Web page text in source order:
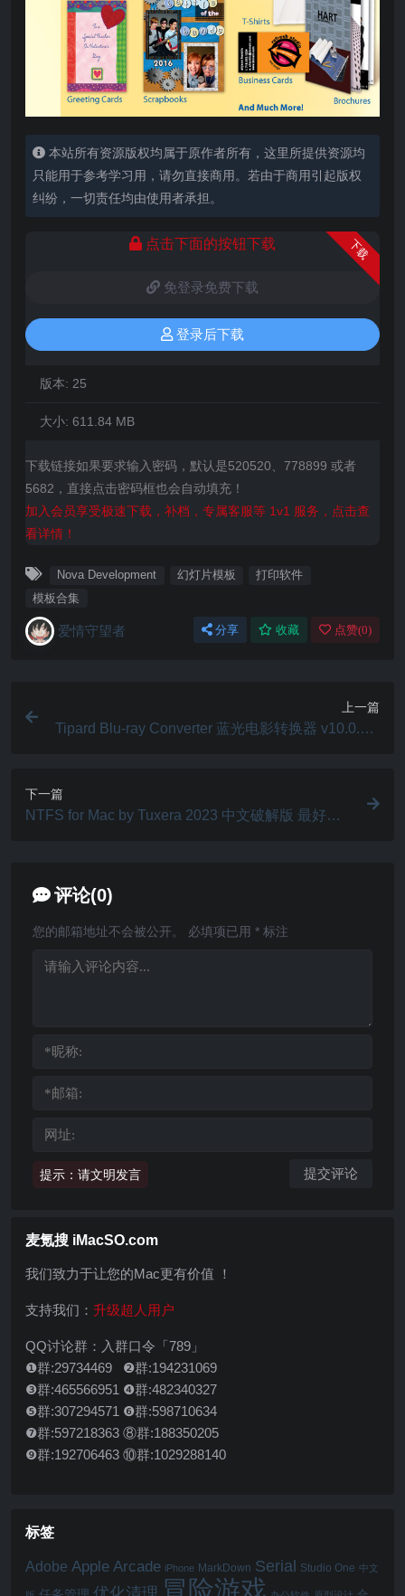
本站所有资源版权均属于原作者所有，这里所提供资源均
只能用于参考学习用，请勿直接商用。若由于商用引起版权
纠纷，一切责任均由使用者承担。
下载
点击下面的按钮下载
免登录免费下载
登录后下载
版本: 25
大小: 611.84 MB
下载链接如果要求输入密码，默认是520520、778899 或者
5682，直接点击密码框也会自动填充！
加入会员享受极速下载，补档，专属客服等 1v1 服务，点击查
看详情！
Nova Development 幻灯片模板
打印软件
模板合集
爱情守望者 分享 收藏 点赞(0)
上一篇
Tipard Blu-ray Converter 蓝光电影转换器 v10.0.82.
下一篇
NTFS for Mac by Tuxera 2023 中文破解版 最好用
评论(0)
提示：请文明发言
您的邮箱地址不会被公开。 必填项已用 * 标注
麦氪搜 iMacSO.com
我们致力于让您的Mac更有价值 ！
支持我们： 升级超人用户
QQ讨论群：入群口令「789」
❶群:29734469 ❷群:194231069
❸群:465566951 ❹群:482340327
❺群:307294571 ❻群:598710634
❼群:597218363 ⑧群:188350205
❾群:192706463 ⑩群:1029288140
标签
Adobe Apple Arcade iPhone MarkDown Serial Studio One 中文
冒险游戏